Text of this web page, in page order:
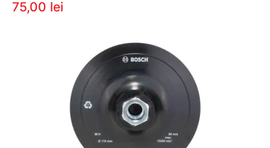
75,00 lei